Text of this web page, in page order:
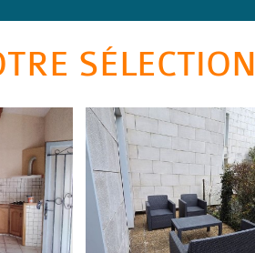
SÉLECTION